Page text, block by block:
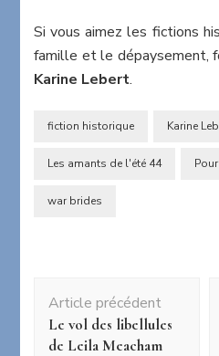
Si vous aimez les fictions
famille et le dépaysement,
Karine Lebert.
fiction historique Karine
Les amants de l'été 44
war brides
d'article
Article précédent
Le vol des libellules
de Leila Meacham